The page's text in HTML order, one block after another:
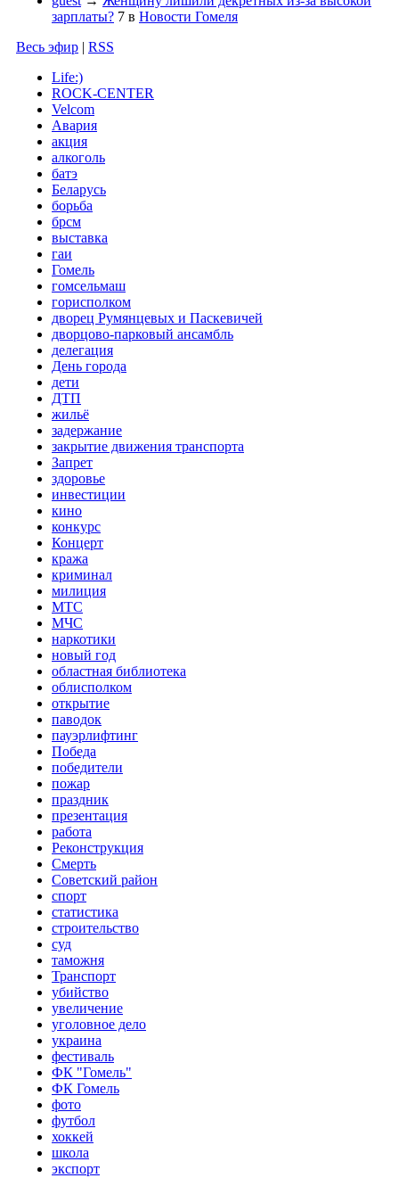
зарплаты? 7 в Новости Гомеля
Весь эфир | RSS
Life:)
ROCK-CENTER
Velcom
Авария
акция
алкоголь
батэ
Беларусь
борьба
брсм
выставка
гаи
Гомель
гомсельмаш
горисполком
дворец Румянцевых и Паскевичей
дворцово-парковый ансамбль
делегация
День города
дети
ДТП
жильё
задержание
закрытие движения транспорта
Запрет
здоровье
инвестиции
кино
конкурс
Концерт
кража
криминал
милиция
МТС
МЧС
наркотики
новый год
областная библиотека
облисполком
открытие
паводок
пауэрлифтинг
Победа
победители
пожар
праздник
презентация
работа
Реконструкция
Смерть
Советский район
спорт
статистика
строительство
суд
таможня
Транспорт
убийство
увеличение
уголовное дело
украина
фестиваль
ФК "Гомель"
ФК Гомель
фото
футбол
хоккей
школа
экспорт